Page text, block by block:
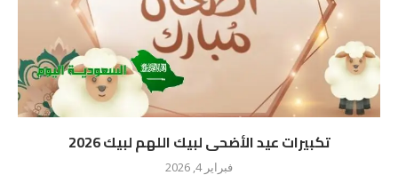
تكبيرات عيد الأضحى لبيك اللهم لبيك 2026
فبراير 4, 2026